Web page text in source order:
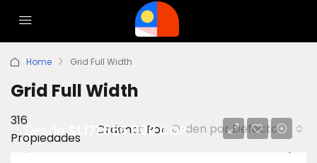
Home Grid Full Width
Grid Full Width
316
Propiedades
Ordenar Por: Orden por Defecto
Desde $1.171.656.000 COP